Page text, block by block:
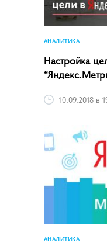
АНАЛИТИКА
Настройка
10.09.2018 в
АНАЛИТИКА